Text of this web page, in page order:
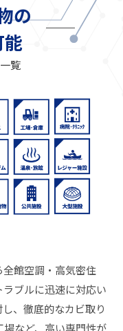
の
能
覧
館空調・高気密住
ブルに迅速に対応い
、徹底的なカビ取り
など、高い専門性が